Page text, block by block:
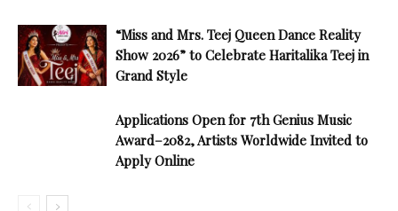
“Miss and Mrs. Teej Queen Dance Reality
Show 2026” to Celebrate Haritalika Teej in
Grand Style
Applications Open for 7th Genius Music
Award–2082, Artists Worldwide Invited to
Apply Online